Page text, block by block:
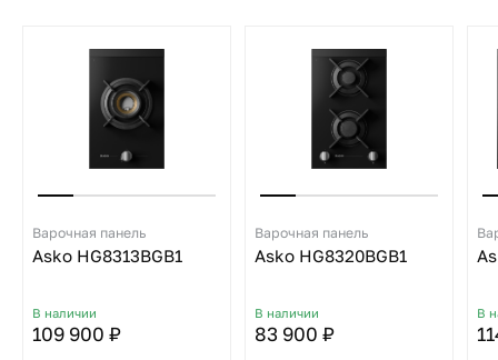
Варочная панель
Asko HG8313BGB1
В наличии
109 900 ₽
Варочная панель
Asko HG8320BGB1
В наличии
83 900 ₽
В